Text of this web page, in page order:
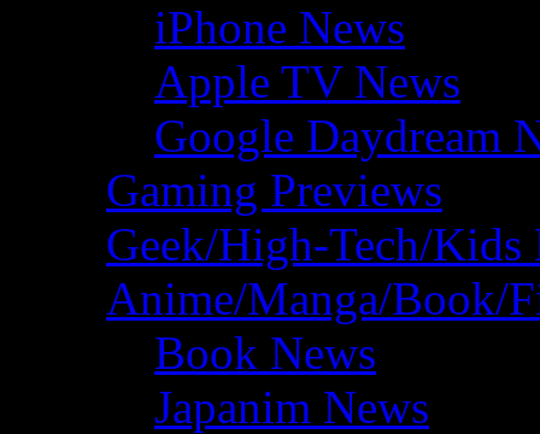
iPhone News
Apple TV News
Google Daydream
Gaming Previews
Geek/High-Tech/Kids
Anime/Manga/Book/
Book News
Japanim News